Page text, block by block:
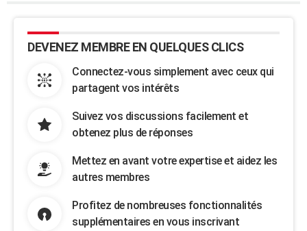
DEVENEZ MEMBRE EN QUELQUES CLICS
Connectez-vous simplement avec ceux qui
partagent vos intérêts
Suivez vos discussions facilement et
obtenez plus de réponses
Mettez en avant votre expertise et aidez les
autres membres
Profitez de nombreuses fonctionnalités
supplémentaires en vous inscrivant